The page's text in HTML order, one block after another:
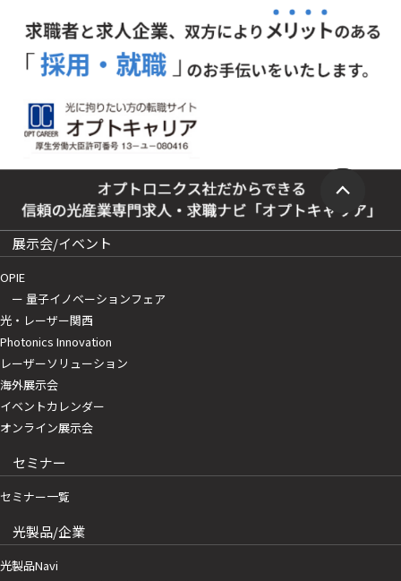
展示会/イベント
OPIE
ー 量子イノベーションフェア
光・レーザー関西
Photonics Innovation
レーザーソリューション
海外展示会
イベントカレンダー
オンライン展示会
セミナー
セミナー一覧
光製品/企業
光製品Navi